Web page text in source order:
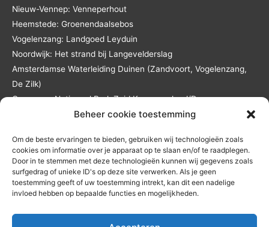
Beheer cookie toestemming
Om de beste ervaringen te bieden, gebruiken wij technologieën zoals
cookies om informatie over je apparaat op te slaan en/of te raadplegen.
Door in te stemmen met deze technologieën kunnen wij gegevens zoals
surfgedrag of unieke ID's op deze site verwerken. Als je geen
toestemming geeft of uw toestemming intrekt, kan dit een nadelige
invloed hebben op bepaalde functies en mogelijkheden.
Nieuw-Vennep: Venneperhout
Heemstede: Groenendaalsebos
Vogelenzang: Landgoed Leyduin
Noordwijk: Het strand bij Langevelderslag
Amsterdamse Waterleiding Duinen (Zandvoort, Vogelenzang,
De Zilk)
Overveen: Nationaal Park Zuid Kennemerland/De
Kennemerduinen
Andere locaties in overleg en tegen reistijd- en
reiskostenvergoeding.